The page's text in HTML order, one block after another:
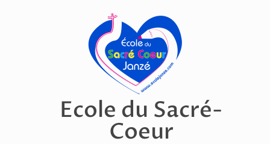
Ecole du Sacré-
Coeur